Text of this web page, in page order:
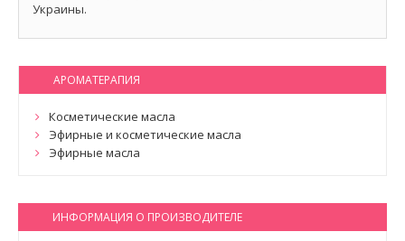
Украины.
АРОМАТЕРАПИЯ
Косметические масла
Эфирные и косметические масла
Эфирные масла
ИНФОРМАЦИЯ О ПРОИЗВОДИТЕЛЕ